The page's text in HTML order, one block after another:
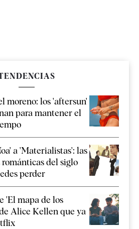
moreno: los 'aftersun'
para mantener el
a 'Materialistas': las
del siglo
perder
'El mapa de los
Alice Kellen que ya